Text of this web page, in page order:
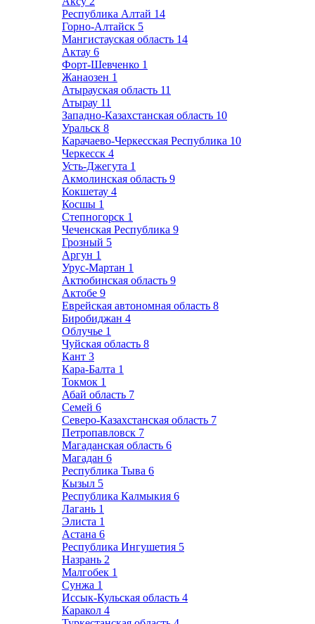
Республика Алтай 14
Горно-Алтайск 5
Мангистауская область 14
Актау 6
Форт-Шевченко 1
Жанаозен 1
Атырауская область 11
Атырау 11
Западно-Казахстанская область 10
Уральск 8
Карачаево-Черкесская Республика 10
Черкесск 4
Усть-Джегута 1
Акмолинская область 9
Кокшетау 4
Косшы 1
Степногорск 1
Чеченская Республика 9
Грозный 5
Аргун 1
Урус-Мартан 1
Актюбинская область 9
Актобе 9
Еврейская автономная область 8
Биробиджан 4
Облучье 1
Чуйская область 8
Кант 3
Кара-Балта 1
Токмок 1
Абай область 7
Семей 6
Северо-Казахстанская область 7
Петропавловск 7
Магаданская область 6
Магадан 6
Республика Тыва 6
Кызыл 5
Республика Калмыкия 6
Лагань 1
Элиста 1
Астана 6
Республика Ингушетия 5
Назрань 2
Малгобек 1
Сунжа 1
Иссык-Кульская область 4
Каракол 4